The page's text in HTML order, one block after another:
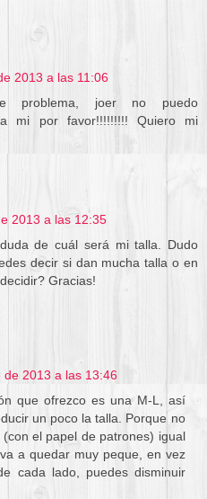
2013 a las 11:06
problema, joer no puedo
a mi por favor!!!!!!!!! Quiero mi
2013 a las 12:35
de cuál será mi talla. Dudo
decir si dan mucha talla o en
Gracias!
de 2013 a las 13:46
que ofrezco es una M-L, así
un poco la talla. Porque no
el papel de patrones) igual
a quedar muy peque, en vez
cada lado, puedes disminuir